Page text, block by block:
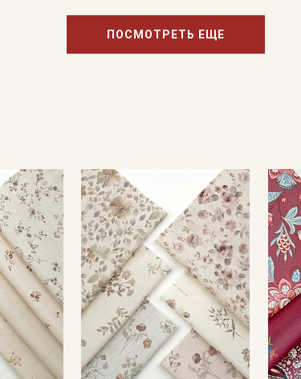
ПОСМОТРЕТЬ ЕЩЕ
информационных рассылок